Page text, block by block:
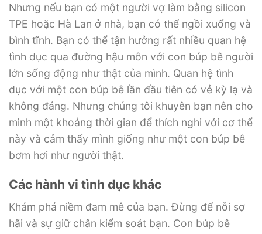
Nhưng nếu bạn có một người vợ làm bằng silicon
TPE hoặc Hà Lan ở nhà, bạn có thể ngồi xuống và
bình tĩnh. Bạn có thể tận hưởng rất nhiều quan hệ
tình dục qua đường hậu môn với con búp bê người
lớn sống động như thật của mình. Quan hệ tình
dục với một con búp bê lần đầu tiên có vẻ kỳ lạ và
không đáng. Nhưng chúng tôi khuyên bạn nên cho
mình một khoảng thời gian để thích nghi với cơ thể
này và cảm thấy mình giống như một con búp bê
bơm hơi như người thật.
Các hành vi tình dục khác
Khám phá niềm đam mê của bạn. Đừng để nỗi sợ
hãi và sự giữ chân kiểm soát bạn. Con búp bê